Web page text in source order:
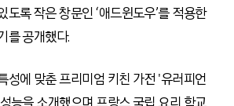
도록 작은 창문인 ‘애드윈도우’를 적용한
를 공개했다.
성에 맞춘 프리미엄 키친 가전 '유러피언